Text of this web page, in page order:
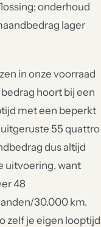
onderhoud
lager
in onze voorraad
hoort bij een
met een beperkt
55 quattro
dus altijd
uitvoering, want
48
30.000 km.
zelf je eigen looptijd